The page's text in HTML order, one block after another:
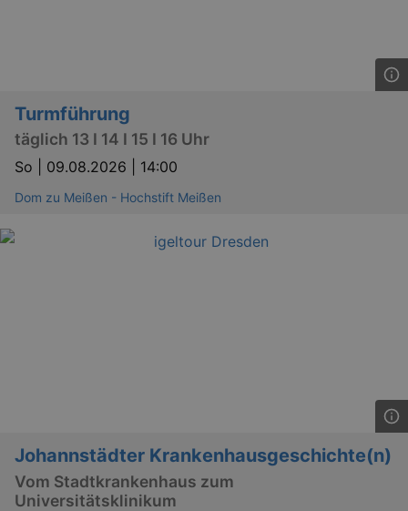
Turmführung
täglich 13 I 14 I 15 I 16 Uhr
So | 09.08.2026 | 14:00
Dom zu Meißen - Hochstift Meißen
Johannstädter Krankenhausgeschichte(n)
Vom Stadtkrankenhaus zum
Universitätsklinikum